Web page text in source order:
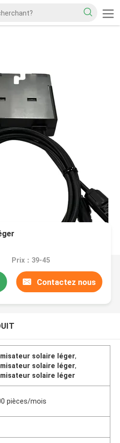
Prix：39-45
Contactez nous
solaire léger,
solaire léger,
solaire léger
pièces/mois